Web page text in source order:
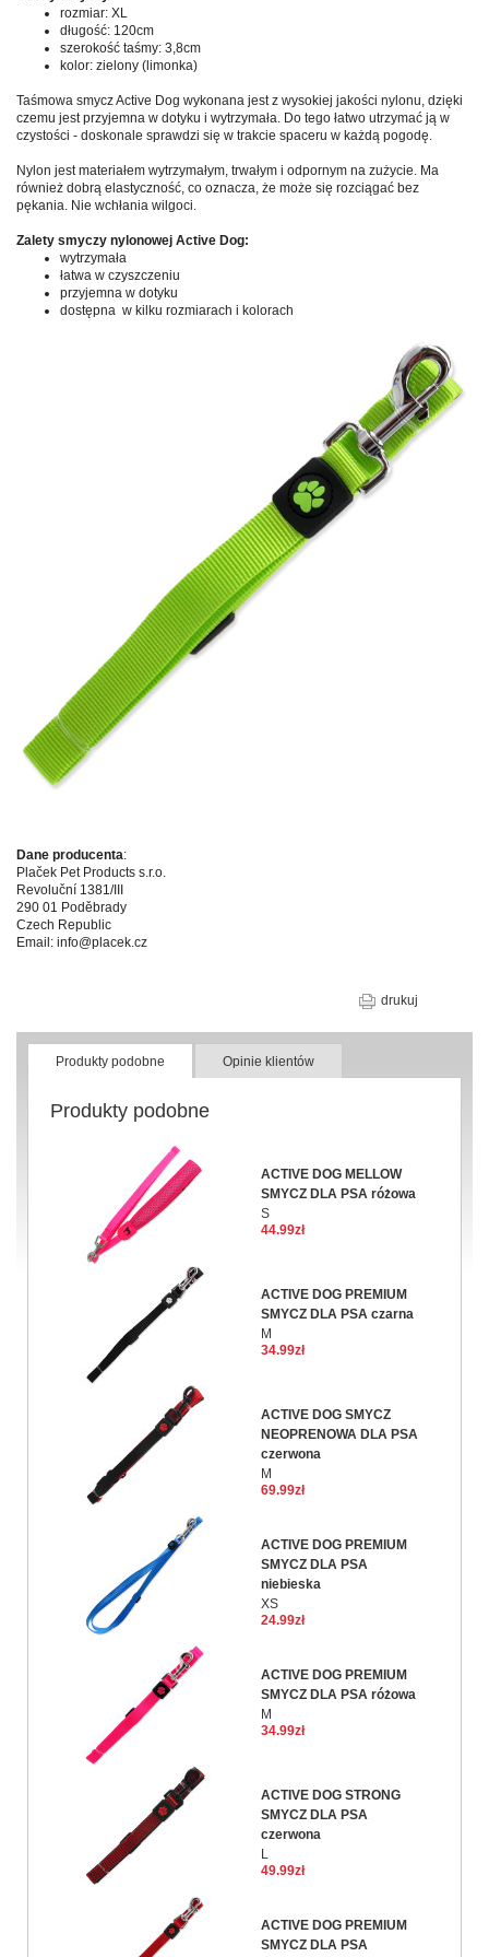
rozmiar: XL
długość: 120cm
szerokość taśmy: 3,8cm
kolor: zielony (limonka)
Taśmowa smycz Active Dog wykonana jest z wysokiej jakości nylonu, dzięki
czemu jest przyjemna w dotyku i wytrzymała. Do tego łatwo utrzymać ją w
czystości - doskonale sprawdzi się w trakcie spaceru w każdą pogodę.
Nylon jest materiałem wytrzymałym, trwałym i odpornym na zużycie. Ma
również dobrą elastyczność, co oznacza, że może się rozciągać bez
pękania. Nie wchłania wilgoci.
Zalety smyczy nylonowej Active Dog:
wytrzymała
łatwa w czyszczeniu
przyjemna w dotyku
dostępna w kilku rozmiarach i kolorach
Dane producenta:
Plaček Pet Products s.r.o.
Revoluční 1381/III
290 01 Poděbrady
Czech Republic
Email: info@placek.cz
drukuj
Produkty podobne Opinie klientów
Produkty podobne
ACTIVE DOG MELLOW
SMYCZ DLA PSA różowa
S
44.99zł
ACTIVE DOG PREMIUM
SMYCZ DLA PSA czarna
M
34.99zł
ACTIVE DOG SMYCZ
NEOPRENOWA DLA PSA
czerwona
M
69.99zł
ACTIVE DOG PREMIUM
SMYCZ DLA PSA
niebieska
XS
24.99zł
ACTIVE DOG PREMIUM
SMYCZ DLA PSA różowa
M
34.99zł
ACTIVE DOG STRONG
SMYCZ DLA PSA
czerwona
L
49.99zł
ACTIVE DOG PREMIUM
SMYCZ DLA PSA